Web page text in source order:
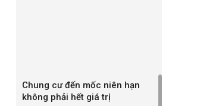
Chung cư đến mốc niên hạn
không phải hết giá trị